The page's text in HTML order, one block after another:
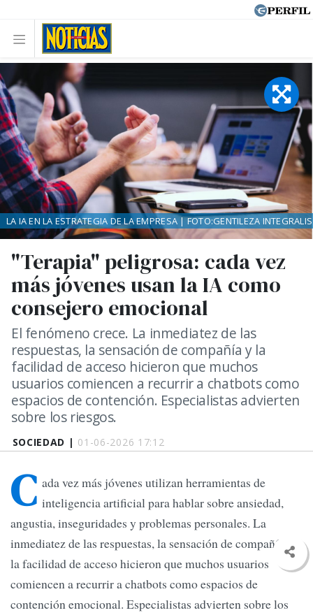
SOCIEDAD | 01-06-2026 17:12
"Terapia" peligrosa: cada vez
más jóvenes usan la IA como
consejero emocional
El fenómeno crece. La inmediatez de las
respuestas, la sensación de compañía y la
facilidad de acceso hicieron que muchos
usuarios comiencen a recurrir a chatbots como
espacios de contención. Especialistas advierten
sobre los riesgos.
LA IA EN LA ESTRATEGIA DE LA EMPRESA | FOTO:GENTILEZA INTEGRALIS
C ada vez más jóvenes utilizan herramientas de
inteligencia artificial para hablar sobre ansiedad,
angustia, inseguridades y problemas personales. La
inmediatez de las respuestas, la sensación de compañía y
la facilidad de acceso hicieron que muchos usuarios
comiencen a recurrir a chatbots como espacios de
contención emocional. Especialistas advierten sobre los